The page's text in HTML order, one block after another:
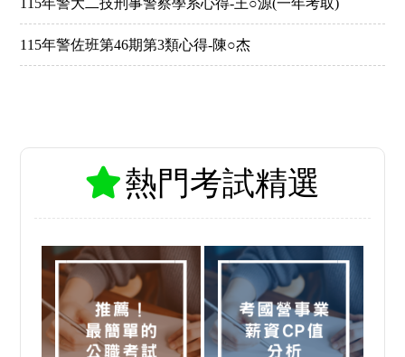
115年警大二技刑事警察學系心得-王○源(一年考取)
115年警佐班第46期第3類心得-陳○杰
熱門考試精選